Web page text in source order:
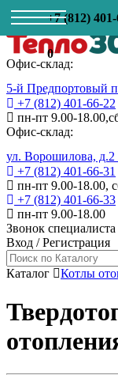
+7 (812)
0
Офис-склад:
5-й Предпортовый
+7 (812) 401-66-22
пн-пт 9.00-
Офис-склад:
ул. Ворошилова, д.2
+7 (812) 401-66-31
пн-пт 9.00-18.00,
+7 (812) 401-66-33
пн-пт 9.00-18.00
Звонок специалиста
Вход /Регистрация
Каталог Котлы